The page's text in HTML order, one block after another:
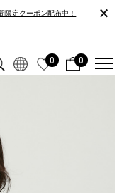
限定クーポン配布中！ ×
0 0